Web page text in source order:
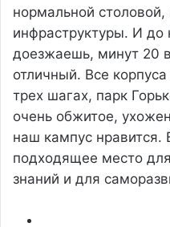
нормальной столовой,
инфраструктуры. И
доезжаешь, минут 20
отличный. Все
трех шагах, парк
очень обжитое,
наш кампус
подходящее место
знаний и для